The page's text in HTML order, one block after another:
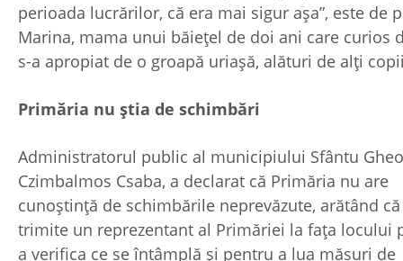
perioada lucrărilor, că era mai sigur așa”, este de
Marina, mama unui băiețel de doi ani care curios
s-a apropiat de o groapă uriașă, alături de alți
Primăria nu ştia de schimbări
Administratorul public al municipiului Sfântu
Czimbalmos Csaba, a declarat că Primăria nu are
cunoștință de schimbările neprevăzute, arătând
trimite un reprezentant al Primăriei la fața locului
a verifica ce se întâmplă și pentru a lua măsuri de